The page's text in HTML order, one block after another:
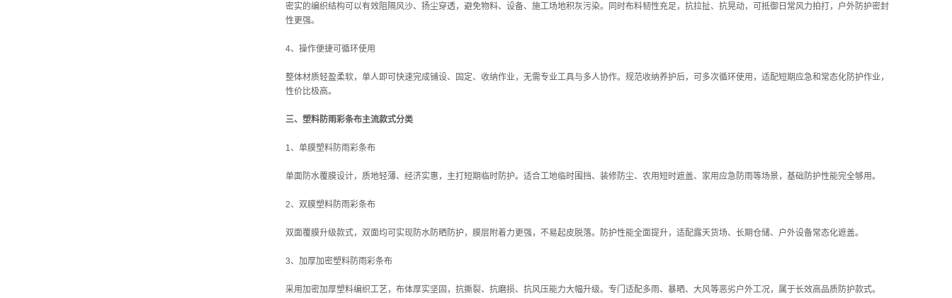
密实的编织结构可以有效阻隔风沙、扬尘穿透，避免物料、设备、施工场地积灰污染。同时布料韧性充足，抗拉扯、抗晃动，可抵御日常风力拍打，户外防护密封
性更强。
4、操作便捷可循环使用
整体材质轻盈柔软，单人即可快速完成铺设、固定、收纳作业，无需专业工具与多人协作。规范收纳养护后，可多次循环使用，适配短期应急和常态化防护作业，
性价比极高。
三、塑料防雨彩条布主流款式分类
1、单膜塑料防雨彩条布
单面防水覆膜设计，质地轻薄、经济实惠，主打短期临时防护。适合工地临时围挡、装修防尘、农用短时遮盖、家用应急防雨等场景，基础防护性能完全够用。
2、双膜塑料防雨彩条布
双面覆膜升级款式，双面均可实现防水防晒防护，膜层附着力更强，不易起皮脱落。防护性能全面提升，适配露天货场、长期仓储、户外设备常态化遮盖。
3、加厚加密塑料防雨彩条布
采用加密加厚塑料编织工艺，布体厚实坚固，抗撕裂、抗磨损、抗风压能力大幅升级。专门适配多雨、暴晒、大风等恶劣户外工况，属于长效高品质防护款式。